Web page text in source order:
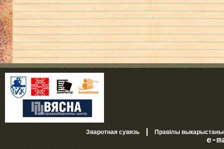
Зваротная сувязь| Правілы
e-